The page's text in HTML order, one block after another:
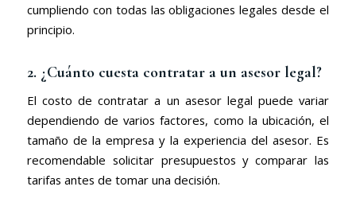
cumpliendo con todas las obligaciones legales desde el
principio.
2. ¿Cuánto cuesta contratar a un asesor legal?
El costo de contratar a un asesor legal puede variar
dependiendo de varios factores, como la ubicación, el
tamaño de la empresa y la experiencia del asesor. Es
recomendable solicitar presupuestos y comparar las
tarifas antes de tomar una decisión.